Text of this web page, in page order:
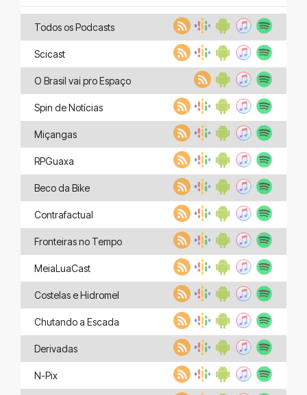
Todos os Podcasts
Scicast
O Brasil vai pro Espaço
Spin de Notícias
Miçangas
RPGuaxa
Beco da Bike
Contrafactual
Fronteiras no Tempo
MeiaLuaCast
Costelas e Hidromel
Chutando a Escada
Derivadas
N-Pix